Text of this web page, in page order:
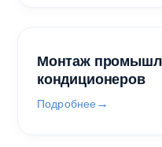
Монтаж
кондиционеров
Подробнее